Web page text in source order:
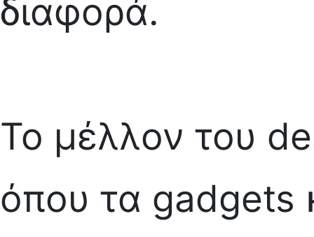
διαφορά.
Το μέλλον του
όπου τα gadgets